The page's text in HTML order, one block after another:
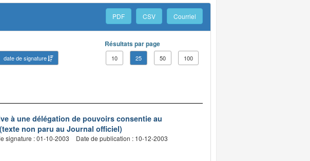
PDF CSV Courriel
date de signature
Résultats par page
10 25 50 100
à une délégation de pouvoirs consentie au
non paru au Journal officiel)
signature : 01-10-2003 Date de publication : 10-12-2003